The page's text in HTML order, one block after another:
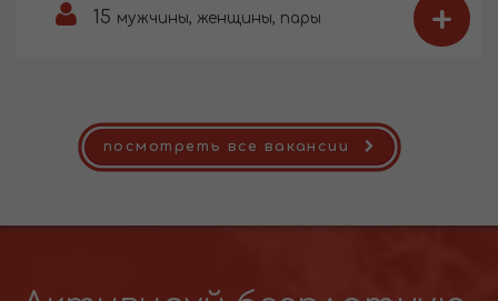
15 мужчины, женщины, пары +
посмотреть все вакансии